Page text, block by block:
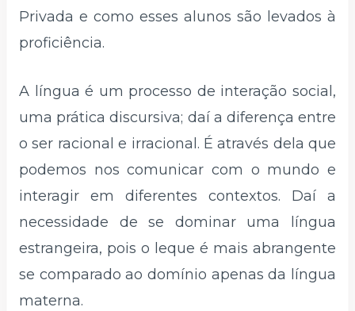
Privada e como esses alunos são levados à
proficiência.
A língua é um processo de interação social,
uma prática discursiva; daí a diferença entre
o ser racional e irracional. É através dela que
podemos nos comunicar com o mundo e
interagir em diferentes contextos. Daí a
necessidade de se dominar uma língua
estrangeira, pois o leque é mais abrangente
se comparado ao domínio apenas da língua
materna.